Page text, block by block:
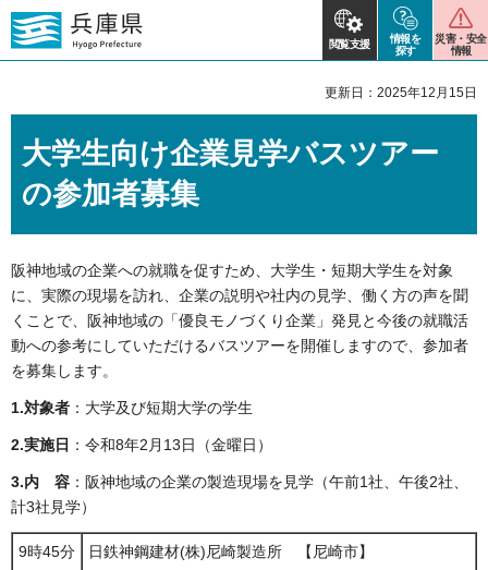
閲覧支援
情報を
探す
災害・安全
情報
更新日：2025年12月15日
大学生向け企業見学バスツアー
の参加者募集
阪神地域の企業への就職を促すため、大学生・短期大学生を対象
に、実際の現場を訪れ、企業の説明や社内の見学、働く方の声を聞
くことで、阪神地域の「優良モノづくり企業」発見と今後の就職活
動への参考にしていただけるバスツアーを開催しますので、参加者
を募集します。
1.対象者 ：大学及び短期大学の学生
2.実施日 ：令和8年2月13日（金曜日）
3.内 容 ：阪神地域の企業の製造現場を見学（午前1社、午後2社、
計3社見学）
9時45分 日鉄神鋼建材(株)尼崎製造所 【尼崎市】